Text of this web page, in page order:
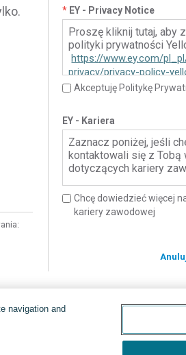
EY - Privacy Notice
Proszę kliknij tutaj, aby
polityki prywatności
https://www.ey.com/
privacy/privacy-policy-
Akceptuję Politykę
EY - Kariera
Zaznacz poniżej, jeśli
kontaktowali się z Tobą
dotyczących kariery
Chcę dowiedzieć więcej
kariery zawodowej
navigation and